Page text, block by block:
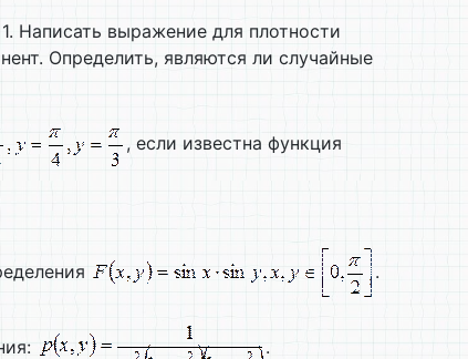
Написать выражение для плотности
Определить, являются ли случайные
, если известна функция
.
.